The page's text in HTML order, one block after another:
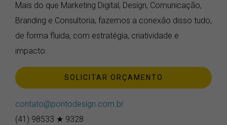
Mais do que Marketing Digital, Design, Comunicação,
Branding e Consultoria, fazemos a conexão disso tudo,
de forma fluida, com estratégia, criatividade e
impacto.
SOLICITAR ORÇAMENTO
contato@pontodesign.com.br
(41) 98533 ★ 9328